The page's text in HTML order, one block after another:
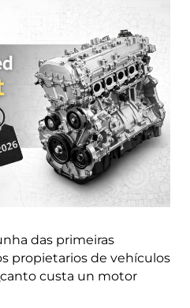
das primeiras
propietarios de vehículos
custa un motor